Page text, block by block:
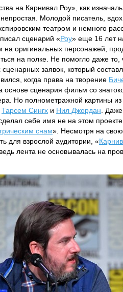
на Карнивал Роу», как
Молодой писатель,
театром и немного
сценарий «Роу» еще 16 лет
на оригинальных персонажей,
на полке. Не помогло даже
заявок, который
когда права на творение
основе сценария фильм со
Но полнометражной картины из
Тарсем Сингх и Нил Джордан .
себе имя не на этом
снам». Несмотря на свою
для взрослой аудитории, «
лента не основывалась на